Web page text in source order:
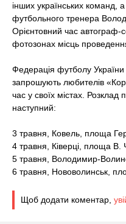
інших українських команд,
футбольного тренера
Орієнтовний час автограф-
фотозонах місць
Федерація футболу
запрошують любителів
час у своїх містах. Розклад
наступний:
3 травня, Ковель, площа
4 травня, Ківерці, площа В.
5 травня, Володимир-
6 травня, Нововолинськ,
Щоб додати коментар,